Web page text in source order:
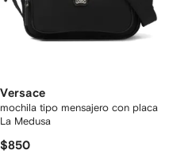
Versace
mochila tipo mensajero con placa
La Medusa
$850